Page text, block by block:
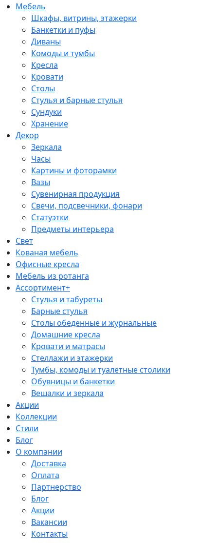
Мебель
Шкафы, витрины, этажерки
Банкетки и пуфы
Диваны
Комоды и тумбы
Кресла
Кровати
Столы
Стулья и барные стулья
Сундуки
Хранение
Декор
Зеркала
Часы
Картины и фоторамки
Вазы
Сувенирная продукция
Свечи, подсвечники, фонари
Статуэтки
Предметы интерьера
Свет
Кованая мебель
Офисные кресла
Мебель из ротанга
Ассортимент+
Стулья и табуреты
Барные стулья
Столы обеденные и журнальные
Домашние кресла
Кровати и матрасы
Стеллажи и этажерки
Тумбы, комоды и туалетные столики
Обувницы и банкетки
Вешалки и зеркала
Акции
Коллекции
Стили
Блог
О компании
Доставка
Оплата
Партнерство
Блог
Акции
Вакансии
Контакты